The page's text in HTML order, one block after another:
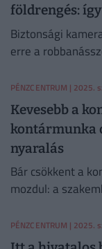
földrengés:
Biztonsági
erre a
PÉNZCENTRUM | 2025.
Kevesebb a
kontármunka
nyaralás
Bár csökkent a
mozdul: a
PÉNZCENTRUM | 2025.